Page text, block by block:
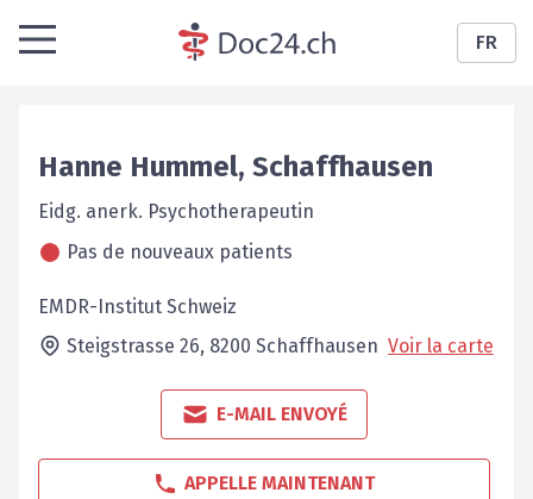
FR
Hanne Hummel, Schaffhausen
Eidg. anerk. Psychotherapeutin
Pas de nouveaux patients
EMDR-Institut Schweiz
Steigstrasse 26, 8200 Schaffhausen Voir la carte
E-MAIL ENVOYÉ
APPELLE MAINTENANT